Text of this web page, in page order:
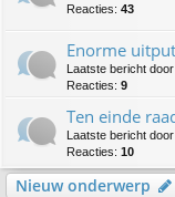
Reacties: 43
Enorme
Laatste bericht door
Reacties: 9
Ten einde
Laatste bericht door
Reacties: 10
Nieuw onderwerp